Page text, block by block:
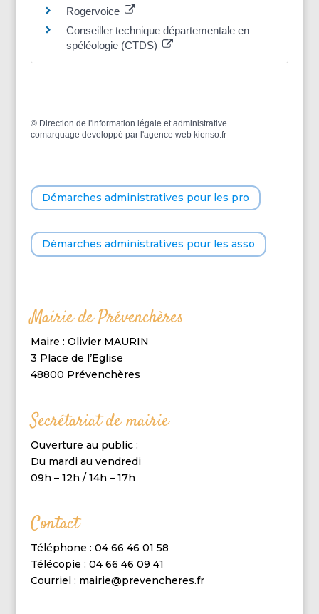
Rogervoice
Conseiller technique départementale en
spéléologie (CTDS)
© Direction de l'information légale et administrative
comarquage developpé par l'agence web kienso.fr
Démarches administratives pour les pro
Démarches administratives pour les asso
Mairie de Prévenchères
Maire : Olivier MAURIN
3 Place de l’Eglise
48800 Prévenchères
Secrétariat de mairie
Ouverture au public :
Du mardi au vendredi
09h – 12h / 14h – 17h
Contact
Téléphone : 04 66 46 01 58
Télécopie : 04 66 46 09 41
Courriel : mairie@prevencheres.fr